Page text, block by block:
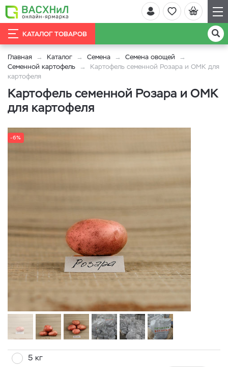
КАТАЛОГ ТОВАРОВ
Главная Каталог Семена
Семена овощей
Семенной картофель
Картофель семенной Розара и ОМК для
картофеля
Картофель семенной Розара и ОМК
для картофеля
-6%
5 кг